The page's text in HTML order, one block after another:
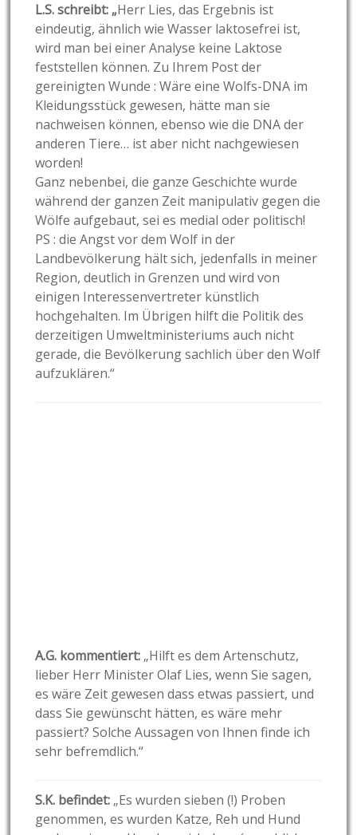
L.S. schreibt: „Herr Lies, das Ergebnis ist
eindeutig, ähnlich wie Wasser laktosefrei ist,
wird man bei einer Analyse keine Laktose
feststellen können. Zu Ihrem Post der
gereinigten Wunde : Wäre eine Wolfs-DNA im
Kleidungsstück gewesen, hätte man sie
nachweisen können, ebenso wie die DNA der
anderen Tiere… ist aber nicht nachgewiesen
worden!
Ganz nebenbei, die ganze Geschichte wurde
während der ganzen Zeit manipulativ gegen die
Wölfe aufgebaut, sei es medial oder politisch!
PS : die Angst vor dem Wolf in der
Landbevölkerung hält sich, jedenfalls in meiner
Region, deutlich in Grenzen und wird von
einigen Interessenvertreter künstlich
hochgehalten. Im Übrigen hilft die Politik des
derzeitigen Umweltministeriums auch nicht
gerade, die Bevölkerung sachlich über den Wolf
aufzuklären.“
A.G. kommentiert: „Hilft es dem Artenschutz,
lieber Herr Minister Olaf Lies, wenn Sie sagen,
es wäre Zeit gewesen dass etwas passiert, und
dass Sie gewünscht hätten, es wäre mehr
passiert? Solche Aussagen von Ihnen finde ich
sehr befremdlich.“
S.K. befindet: „Es wurden sieben (!) Proben
genommen, es wurden Katze, Reh und Hund